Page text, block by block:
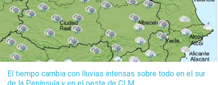
El tiempo cambia con lluvias intensas sobre todo en el sur